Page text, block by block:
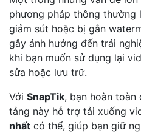
phương pháp thông thường
giảm sút hoặc bị gắn
gây ảnh hưởng đến trải
khi bạn muốn sử dụng lại
sửa hoặc lưu trữ.
Với SnapTik, bạn hoàn toàn
tảng này hỗ trợ tải xuống
nhất có thể, giúp bạn giữ